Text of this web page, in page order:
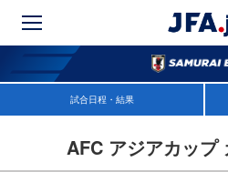
試合日程・結果
AFC アジアカップ